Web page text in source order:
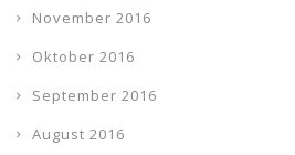
November 2016
Oktober 2016
September 2016
August 2016